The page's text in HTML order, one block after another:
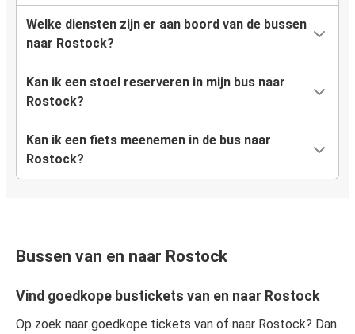
Welke diensten zijn er aan boord van de bussen
naar Rostock?
Kan ik een stoel reserveren in mijn bus naar
Rostock?
Kan ik een fiets meenemen in de bus naar
Rostock?
Bussen van en naar Rostock
Vind goedkope bustickets van en naar Rostock
Op zoek naar goedkope tickets van of naar Rostock? Dan